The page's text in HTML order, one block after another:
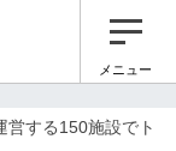
メニュー
営する150施設でト